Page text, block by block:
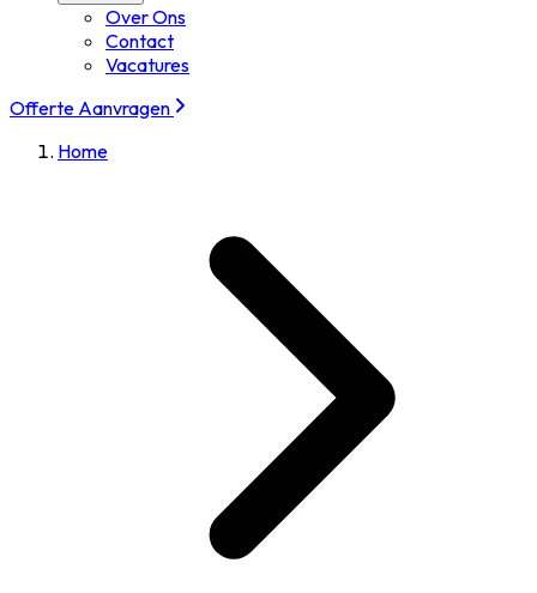
Over Ons
Contact
Vacatures
Offerte Aanvragen
Home